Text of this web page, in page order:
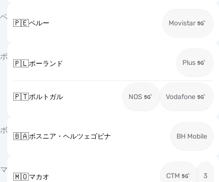
ペ
🇵🇪ペルー Movistar
ポ
🇵🇱ポーランド Plus
🇵🇹ポルトガル NOS Vodafone
ボ
🇧🇦ボスニア・ヘルツェゴビナ BH Mobile
マ
🇲🇴マカオ CTM 3